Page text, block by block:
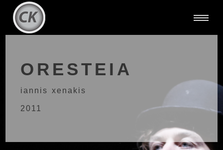
ORESTEIA
iannis xenakis
2011